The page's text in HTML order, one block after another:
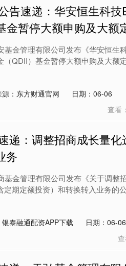
告速递：华安恒生科
金暂停大额申购及大额
基金管理有限公司发布《华安恒生
（QDII）基金暂停大额申购及大额
源：东方财通官网
日期：06-06
查看：
递：调整招商成长量
务
基金管理有限公司发布《关于调整
定期定额投资）和转换转入业务的
泰融通配资APP下载
日期：06-06
查